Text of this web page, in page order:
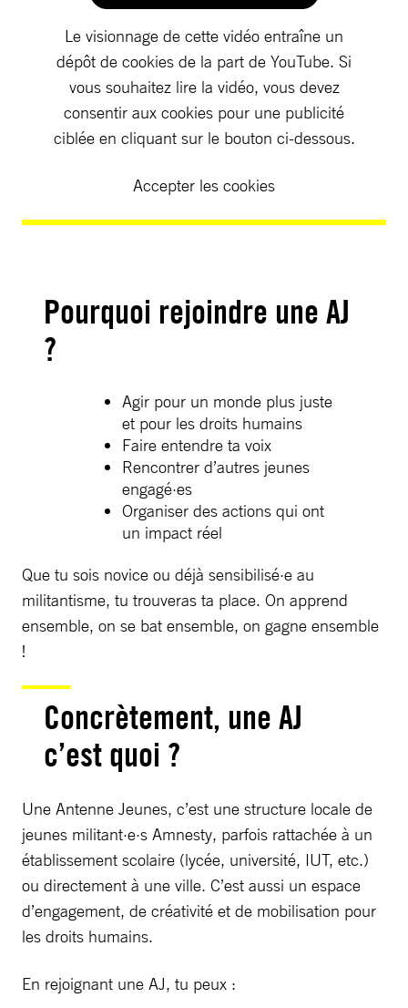
Le visionnage de cette vidéo entraîne un
dépôt de cookies de la part de YouTube. Si
vous souhaitez lire la vidéo, vous devez
consentir aux cookies pour une publicité
ciblée en cliquant sur le bouton ci-dessous.
Accepter les cookies
Pourquoi rejoindre une AJ
?
Agir pour un monde plus juste
et pour les droits humains
Faire entendre ta voix
Rencontrer d’autres jeunes
engagé·es
Organiser des actions qui ont
un impact réel
Que tu sois novice ou déjà sensibilisé·e au
militantisme, tu trouveras ta place. On apprend
ensemble, on se bat ensemble, on gagne ensemble
!
Concrètement, une AJ
c’est quoi ?
Une Antenne Jeunes, c’est une structure locale de
jeunes militant·e·s Amnesty, parfois rattachée à un
établissement scolaire (lycée, université, IUT, etc.)
ou directement à une ville. C’est aussi un espace
d’engagement, de créativité et de mobilisation pour
les droits humains.
En rejoignant une AJ, tu peux :